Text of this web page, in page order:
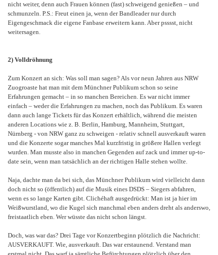
nicht weiter, denn auch Frauen können (fast) schweigend genießen – und
schmunzeln. P.S.: Freut einen ja, wenn der Bandleader nur durch
Eigengeschmack die eigene Fanbase erweitern kann. Aber psssst, nicht
weitersagen.
2) Volldröhnung
Zum Konzert an sich: Was soll man sagen? Als vor neun Jahren aus NRW
Zuogroaste hat man mit dem Münchner Publikum schon so seine
Erfahrungen gemacht – in so manchen Bereichen. Es war nicht immer
einfach – weder die Erfahrungen zu machen, noch das Publikum. Es waren
dann auch lange Tickets für das Konzert erhältlich, während die meisten
anderen Locations wie z. B. Berlin, Hamburg, Mannheim, Stuttgart,
Nürnberg - von NRW ganz zu schweigen - relativ schnell ausverkauft waren
und die Konzerte sogar manches Mal kurzfristig in größere Hallen verlegt
wurden. Man musste also in manchen Gegenden auf zack und immer up-to-
date sein, wenn man tatsächlich an der richtigen Halle stehen wollte.
Naja, dachte man da bei sich, das Münchner Publikum wird vielleicht dann
doch nicht so (öffentlich) auf die Musik eines DSDS – Siegers abfahren,
wenn es so lange Karten gibt. Clichéhaft ausgedrückt: Man ist ja hier im
Weißwurstland, wo die Kugel sich manchmal eben anders dreht als anderswo,
freistaatlich eben. Wer wüsste das nicht schon längst.
Doch, was war das? Drei Tage vor Konzertbeginn plötzlich die Nachricht:
AUSVERKAUFT. Wie, ausverkauft. Das war erstaunend. Verstand man